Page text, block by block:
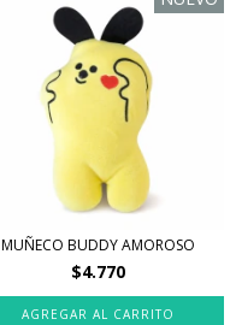
MUÑECO BUDDY AMOROSO
$4.770